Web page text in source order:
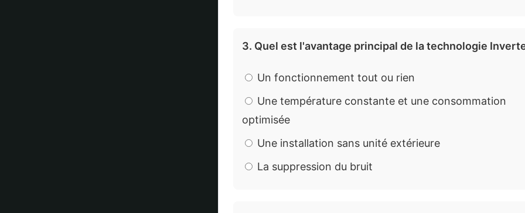
3. Quel est l'avantage principal de la technologie
Un fonctionnement tout ou rien
Une température constante et une consommation
optimisée
Une installation sans unité extérieure
La suppression du bruit